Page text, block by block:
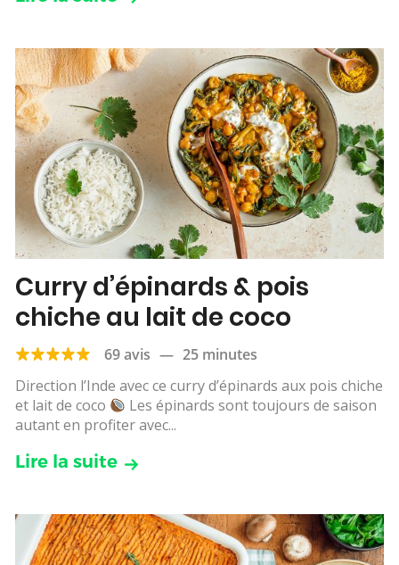
Curry d’épinards & pois
chiche au lait de coco
69 avis — 25 minutes
Direction l’Inde avec ce curry d’épinards aux pois chiche
et lait de coco
Les épinards sont toujours de saison
autant en profiter avec...
Lire la suite